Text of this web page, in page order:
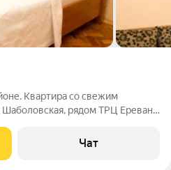
Квартира со свежим
рядом ТРЦ Ереван
быстро добраться до
Чат